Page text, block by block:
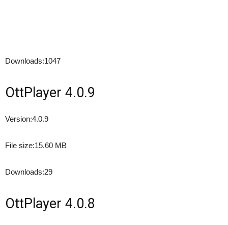
Downloads:1047
OttPlayer 4.0.9
Version:4.0.9
File size:15.60 MB
Downloads:29
OttPlayer 4.0.8